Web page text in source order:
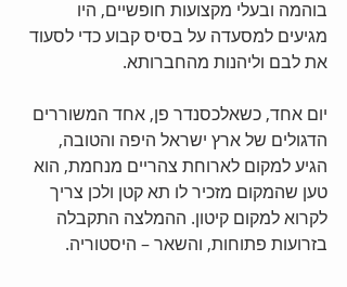
בוהמה ובעלי מקצועות חופשיים, היו
מגיעים למסעדה על בסיס קבוע כדי לסעוד
את לבם וליהנות מהחברותא.
יום אחד, כשאלכסנדר פן, אחד המשוררים
הדגולים של ארץ ישראל היפה והטובה,
הגיע למקום לארוחת צהריים מנחמת, הוא
טען שהמקום מזכיר לו תא קטן ולכן צריך
לקרוא למקום קיטון. ההמלצה התקבלה
בזרועות פתוחות, והשאר – היסטוריה.